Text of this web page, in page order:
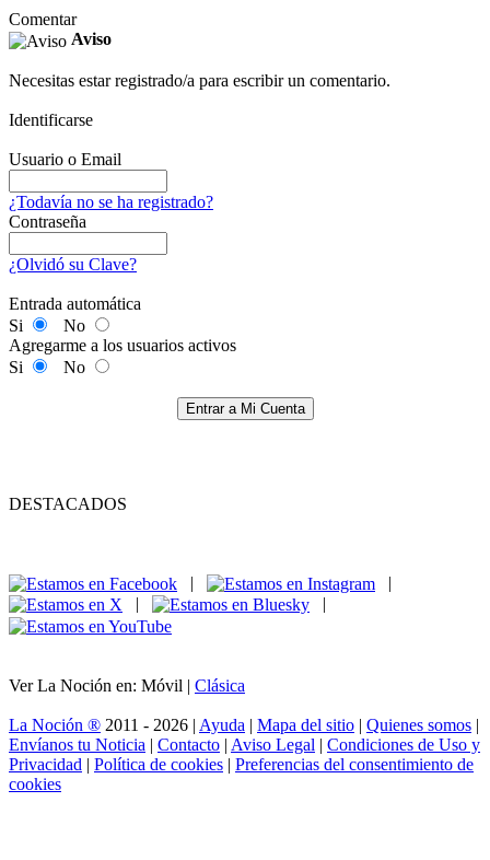
Comentar
Aviso
Necesitas estar registrado/a para escribir un comentario.
Identificarse
Usuario o Email
¿Todavía no se ha registrado?
Contraseña
¿Olvidó su Clave?
Entrada automática
Si
No
Agregarme a los usuarios activos
Si
No
Entrar a Mi Cuenta
DESTACADOS
|
|
|
|
Ver La Noción en: Móvil | Clásica
La Noción ® 2011 - 2026 | Ayuda | Mapa del sitio | Quienes somos |
Envíanos tu Noticia | Contacto | Aviso Legal | Condiciones de Uso y
Privacidad | Política de cookies | Preferencias del consentimiento de
cookies